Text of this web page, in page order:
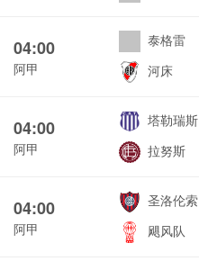
04:00
阿甲
泰格雷
河床
04:00
阿甲
塔勒瑞斯
拉努斯
04:00
阿甲
圣洛伦索
飓风队